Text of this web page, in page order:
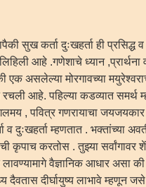
सुख कर्ता दुःखहर्ता ही प्रसिद्ध व
आहे .गणेशाचे ध्यान ,प्रार्थना
असलेल्या मोरगावच्या
रचली आहे. पहिल्या कडव्यात समर्थ
, पवित्र गणरायाचा
म्हणतात . भक्तांच्या
कृपाच करतोस . तुझ्या
वैज्ञानिक आधार असा की
दीर्घायुष्य लाभावे म्हणून जसे